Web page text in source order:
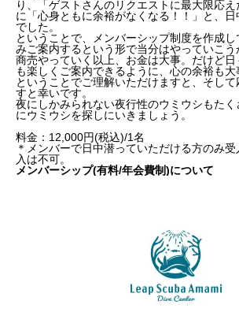
り、「ゲストさんのリクエストに最大限応
に「心身ともに余裕がなくなる！！」と、
でした。
ということで、メンバーシップ制度を作成
みご案内するという形で当分はやっていこう
商売やっていく以上、お金は大事。だけど
も楽しくご案内できるように、心の余裕も大
ということでご理解いただけますと、そして
すと幸いです。
夜にしかみられない夜行性のウミウシもた
にウミウシを探しにいきましょう。
料金：12,000円(税込)/1名
＊メンバーで日中潜っていただける方のみ
入は不可。
メンバーシップ(有料/年会費制)について